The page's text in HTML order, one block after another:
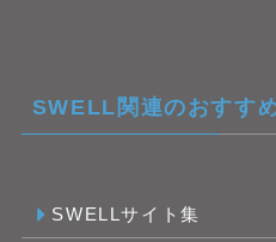
SWELL関連のおすす
SWELLサイト集